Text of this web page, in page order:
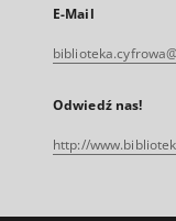
E-Mail
Odwiedź nas!
http://